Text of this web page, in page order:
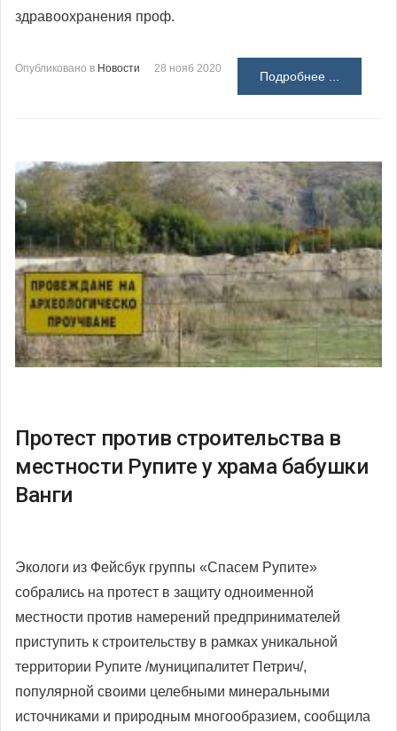
здравоохранения проф.
Опубликовано в Новости 28 нояб 2020
Подробнее ...
Протест против строительства в
местности Рупите у храма бабушки
Ванги
Экологи из Фейсбук группы «Спасем Рупите»
собрались на протест в защиту одноименной
местности против намерений предпринимателей
приступить к строительству в рамках уникальной
территории Рупите /муниципалитет Петрич/,
популярной своими целебными минеральными
источниками и природным многообразием, сообщила